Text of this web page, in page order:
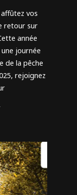
vos
retour sur
année
journée
de la pêche
rejoignez